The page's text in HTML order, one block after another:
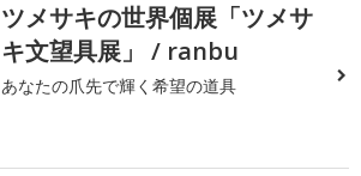
ツメサキの世界個展「ツメサ
キ文望具展」 / ranbu
あなたの爪先で輝く希望の道具